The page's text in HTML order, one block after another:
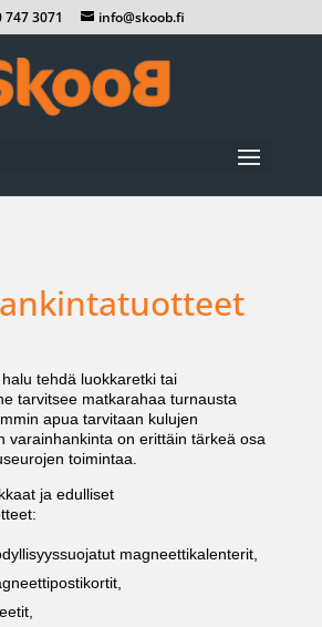
747 3071 info@skoob.fi
tehdä luokkaretki tai
tarvitsee matkarahaa turnausta
apua tarvitaan kulujen
varainhankinta on erittäin tärkeä osa
toimintaa.
ja edulliset
magneettikalenterit,